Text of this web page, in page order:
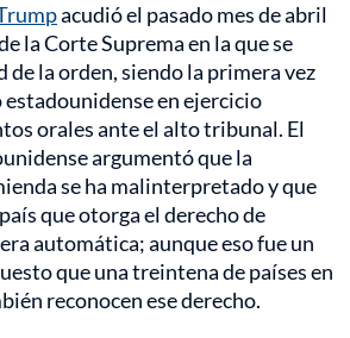
acudió el pasado mes de abril
la Corte Suprema en la que se
de la orden, siendo la primera vez
en ejercicio
orales ante el alto tribunal. El
argumentó que la
se ha malinterpretado y que
que otorga el derecho de
automática; aunque eso fue un
que una treintena de países en
reconocen ese derecho.